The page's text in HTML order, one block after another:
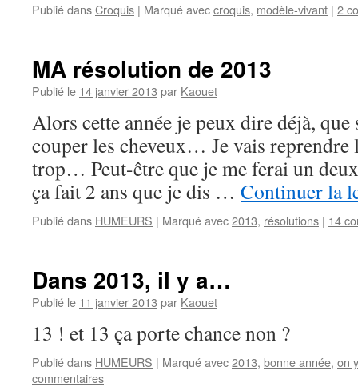
Publié dansCroquis | Marqué aveccroquis, modèle-vivant | 2
MA résolution de 2013
Publié le 14 janvier 2013 par Kaouet
Alors cette année je peux dire déjà,
couper les cheveux… Je vais reprendre
trop… Peut-être que je me ferai un
ça fait 2 ans que je dis … Continuer la
Publié dans HUMEURS | Marqué avec2013, résolutions | 14
Dans 2013, il y a…
Publié le 11 janvier 2013 par Kaouet
13 ! et 13 ça porte chance non ?
Publié dans HUMEURS | Marqué avec2013, bonne année, on
commentaires